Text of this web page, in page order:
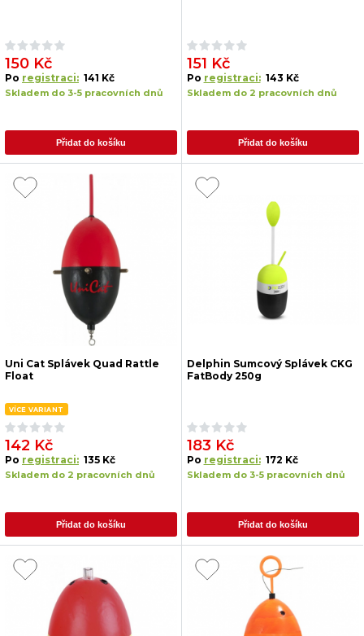
150 Kč
Po registraci: 141 Kč
Skladem do 3-5 pracovních dnů
Přidat do košíku
151 Kč
Po registraci: 143 Kč
Skladem do 2 pracovních dnů
Přidat do košíku
Uni Cat Splávek Quad Rattle
Float
VÍCE VARIANT
142 Kč
Po registraci: 135 Kč
Skladem do 2 pracovních dnů
Přidat do košíku
Delphin Sumcový Splávek CKG
FatBody 250g
183 Kč
Po registraci: 172 Kč
Skladem do 3-5 pracovních dnů
Přidat do košíku